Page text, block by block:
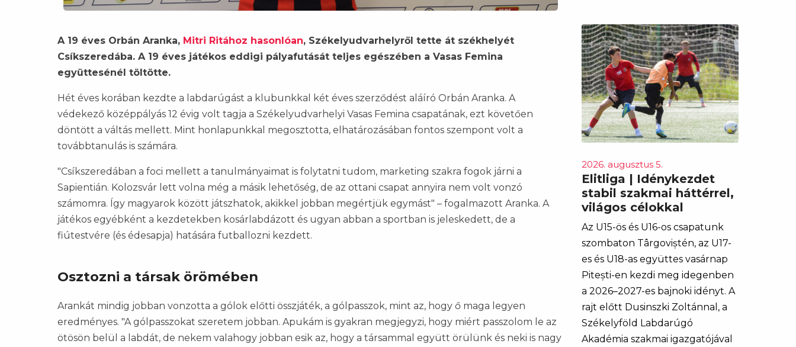
A 19 éves Orbán Aranka, Mitri Ritához hasonlóan, Székelyudvarhelyről tette át székhelyét
Csíkszeredába. A 19 éves játékos eddigi pályafutását teljes egészében a Vasas Femina
együttesénél töltötte.
Hét éves korában kezdte a labdarúgást a klubunkkal két éves szerződést aláíró Orbán Aranka. A
védekező középpályás 12 évig volt tagja a Székelyudvarhelyi Vasas Femina csapatának, ezt követően
döntött a váltás mellett. Mint honlapunkkal megosztotta, elhatározásában fontos szempont volt a
továbbtanulás is számára.
"Csíkszeredában a foci mellett a tanulmányaimat is folytatni tudom, marketing szakra fogok járni a
Sapientián. Kolozsvár lett volna még a másik lehetőség, de az ottani csapat annyira nem volt vonzó
számomra. Így magyarok között játszhatok, akikkel jobban megértjük egymást" – fogalmazott Aranka. A
játékos egyébként a kezdetekben kosárlabdázott és ugyan abban a sportban is jeleskedett, de a
fiútestvére (és édesapja) hatására futballozni kezdett.
Osztozni a társak örömében
Arankát mindig jobban vonzotta a gólok előtti összjáték, a gólpasszok, mint az, hogy ő maga legyen
eredményes. "A gólpasszokat szeretem jobban. Apukám is gyakran megjegyzi, hogy miért passzolom le az
ötösön belül a labdát, de nekem valahogy jobban esik az, hogy a társammal együtt örülünk és neki is nagy
2026. augusztus 5.
Elitliga | Idénykezdet
stabil szakmai háttérrel,
világos célokkal
Az U15-ös és U16-os csapatunk
szombaton Târgoviștén, az U17-
es és U18-as együttes vasárnap
Pitești-en kezdi meg idegenben
a 2026–2027-es bajnoki idényt. A
rajt előtt Dusinszki Zoltánnal, a
Székelyföld Labdarúgó
Akadémia szakmai igazgatójával